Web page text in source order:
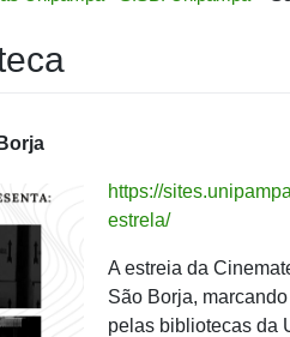
https://
estrela/ ‎
A estreia da
São Borja,
pelas bibliotecas da